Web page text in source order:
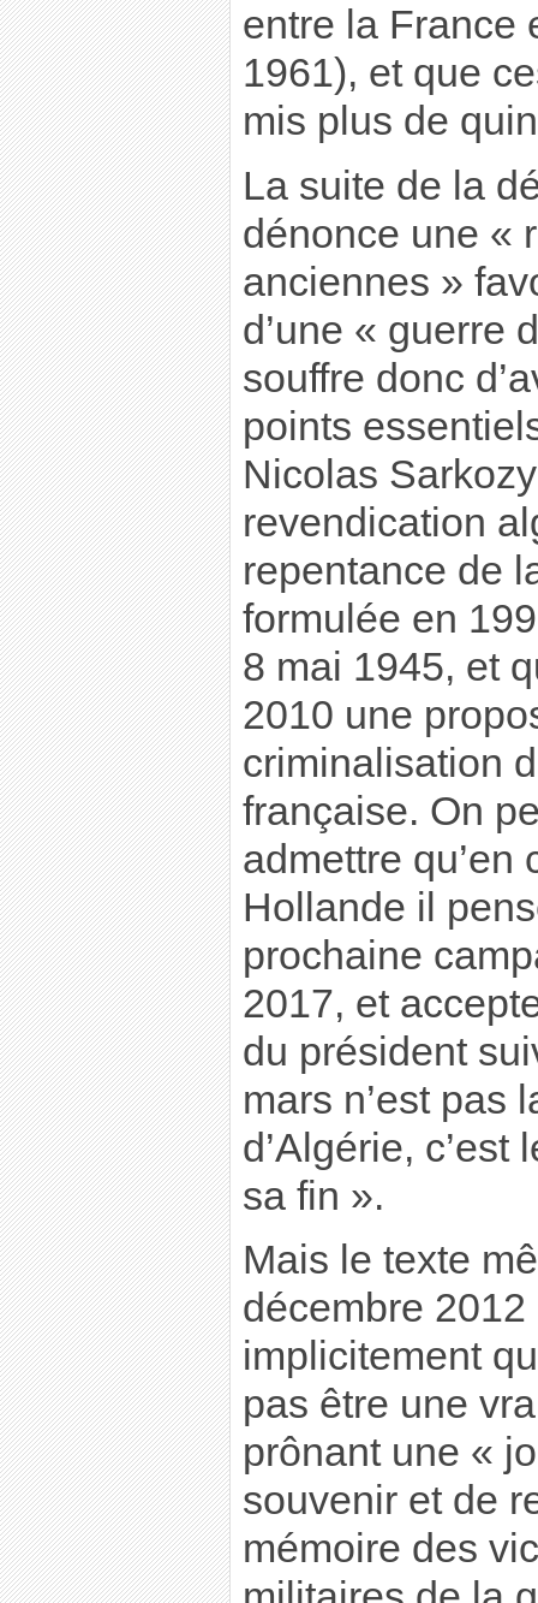
entre la France
1961), et que
mis plus de
La suite de la
dénonce une «
anciennes »
d’une « guerre
souffre donc
points
Nicolas
revendication
repentance de
formulée en
8 mai 1945, et
2010 une
criminalisation
française. On
admettre qu’en
Hollande il
prochaine
2017, et
du président
mars n’est pas
d’Algérie,
sa fin ».
Mais le texte
décembre
implicitement
pas être une
prônant une «
souvenir et de
mémoire des